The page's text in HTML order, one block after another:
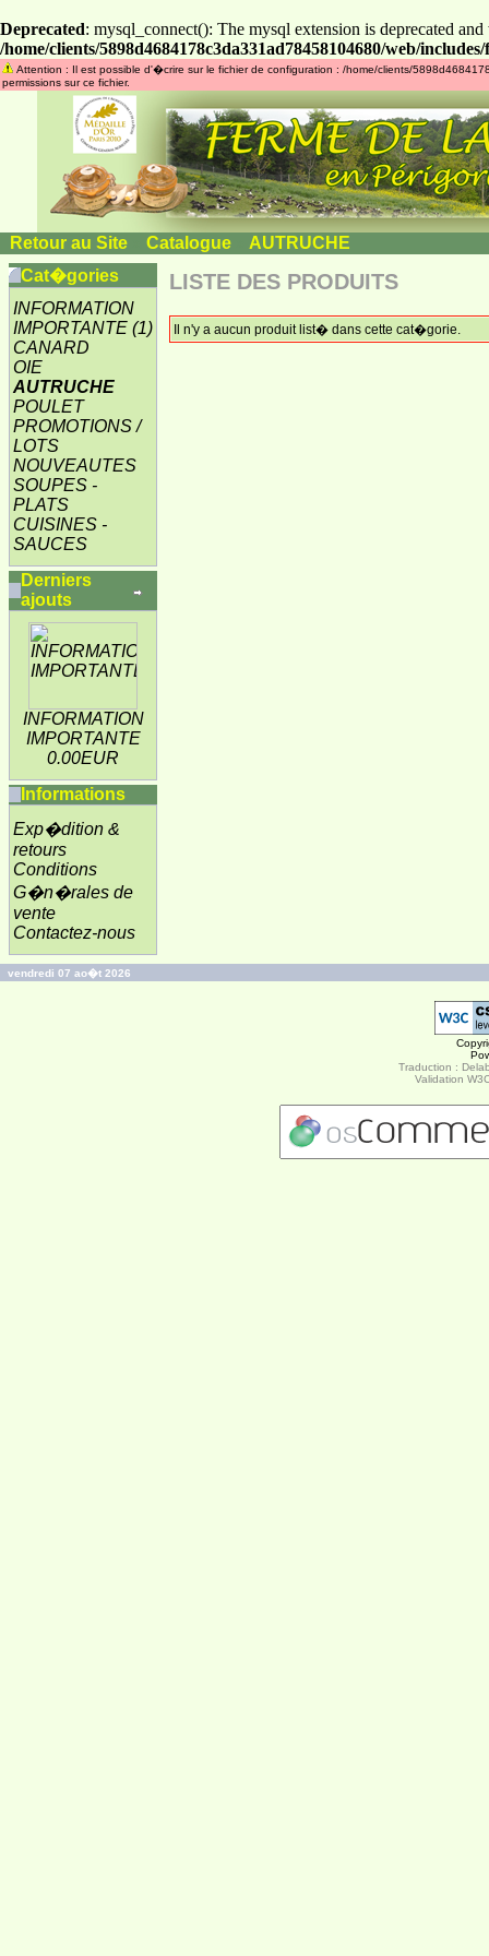
Deprecated: mysql_connect(): The mysql extension is deprecated
/home/clients/5898d4684178c3da331ad78458104680/web/
Attention : Il est possible d'�crire sur le fichier de configuration : /home/clients/
permissions sur ce fichier.
Retour au Site Catalogue
AUTRUCHE
Cat�gories
INFORMATION
IMPORTANTE (1)
CANARD
OIE
AUTRUCHE
POULET
PROMOTIONS /
LOTS
NOUVEAUTES
SOUPES -
PLATS
CUISINES -
SAUCES
Derniers
ajouts
INFORMATION
IMPORTANTE
0.00EUR
Informations
Exp�dition &
retours
Conditions
G�n�rales de
vente
Contactez-nous
LISTE DES PRODUITS
Il n'y a aucun produit list� dans cette cat�gorie.
vendredi 07 ao�t 2026
Traduction :
Validation